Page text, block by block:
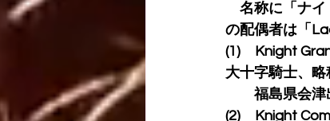
名称に「ナイ
の配偶者は「
(1)　Knight
大十字騎士、略
福島県会津出
(2)　Knight